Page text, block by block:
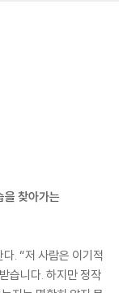
을 찾아가는
. “저 사람은 이기적
습니다. 하지만 정작